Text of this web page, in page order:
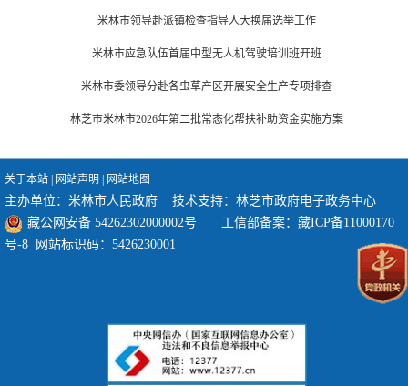
米林市领导赴派镇检查指导人大换届选举工作
米林市应急队伍首届中型无人机驾驶培训班开班
米林市委领导分赴各虫草产区开展安全生产专项排查
林芝市米林市2026年第二批常态化帮扶补助资金实施方案
关于本站 | 网站声明 | 网站地图
主办单位：米林市人民政府 技术支持：林芝市政府电子政务中心
藏公网安备 54262302000002号
工信部备案： 藏ICP备11000170
号-8 网站标识码：5426230001